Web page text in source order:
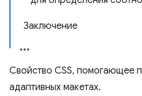
Заключение
Свойство CSS, помогающее
адаптивных макетах.